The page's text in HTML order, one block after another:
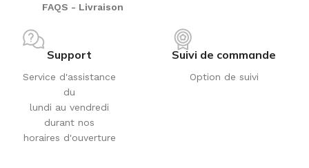
FAQS - Livraison
Support
Service d'assistance
du
lundi au vendredi
durant nos
horaires d'ouverture
Suivi de commande
Option de suivi